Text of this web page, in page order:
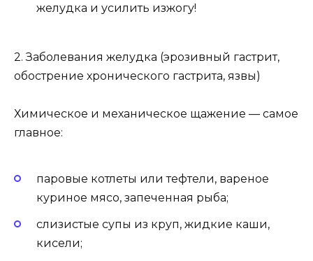
желудка и усилить изжогу!
2️. Заболевания желудка (эрозивный гастрит,
обострение хронического гастрита, язвы)
Химическое и механическое щажение — самое
главное:
паровые котлеты или тефтели, вареное
куриное мясо, запеченная рыба;
слизистые супы из круп, жидкие каши,
кисели;